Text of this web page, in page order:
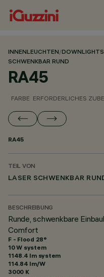
INNENLEUCHTEN/
SCHWENKBAR RUND
RA45
FARBE ERFORDERLICHES
RA45
TEIL VON
LASER SCHWENKBAR
BESCHREIBUNG
Runde, schwenkbare
Comfort
F - Flood 28°
10 W system
1148.4 lm system
114.84 lm/W
3000 K